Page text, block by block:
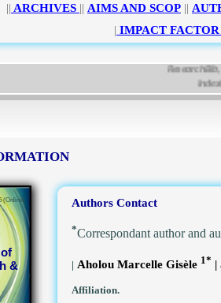
ResearchBib,
|| ARCHIVES || AIMS AND SCOP ||
| IMPACT
(Online)
&
Authors Contact
*Correspondant author and
| Aholou Marcelle Gisèle 1* |
Affiliation.